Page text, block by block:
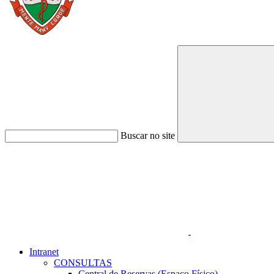
Buscar no site
Intranet
CONSULTAS